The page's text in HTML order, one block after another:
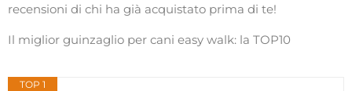
recensioni di chi ha già acquistato prima di te!
Il miglior guinzaglio per cani easy walk: la TOP10
TOP 1